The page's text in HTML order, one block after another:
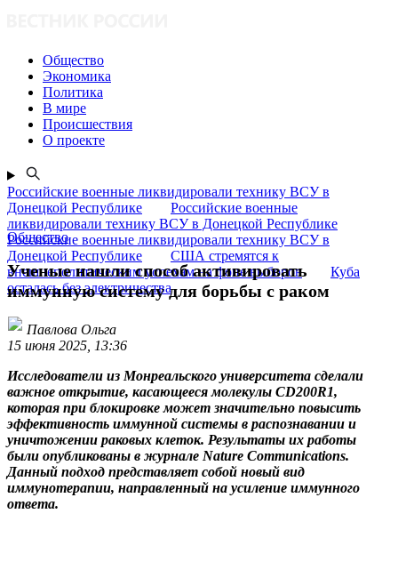
Общество
Экономика
Политика
В мире
Происшествия
О проекте
Российские военные ликвидировали технику ВСУ в
Донецкой Республике
Российские военные
ликвидировали технику ВСУ в Донецкой Республике
Российские военные ликвидировали технику ВСУ в
Донецкой Республике
США стремятся к
внешнеполитическим успехам на фоне выборов
Куба
осталась без электричества
Общество
Ученые нашли способ активировать
иммунную систему для борьбы с раком
Павлова Ольга
15 июня 2025, 13:36
Исследователи из Монреальского университета сделали
важное открытие, касающееся молекулы CD200R1,
которая при блокировке может значительно повысить
эффективность иммунной системы в распознавании и
уничтожении раковых клеток. Результаты их работы
были опубликованы в журнале Nature Communications.
Данный подход представляет собой новый вид
иммунотерапии, направленный на усиление иммунного
ответа.